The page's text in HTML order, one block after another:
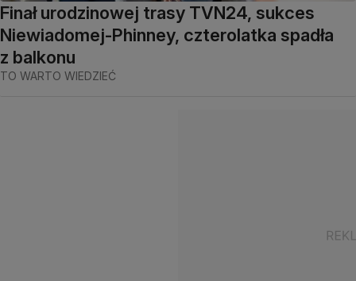
Finał urodzinowej trasy TVN24, sukces
Niewiadomej-Phinney, czterolatka spadła
z balkonu
TO WARTO WIEDZIEĆ